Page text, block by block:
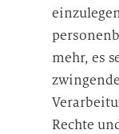
mehr, es
Rechte